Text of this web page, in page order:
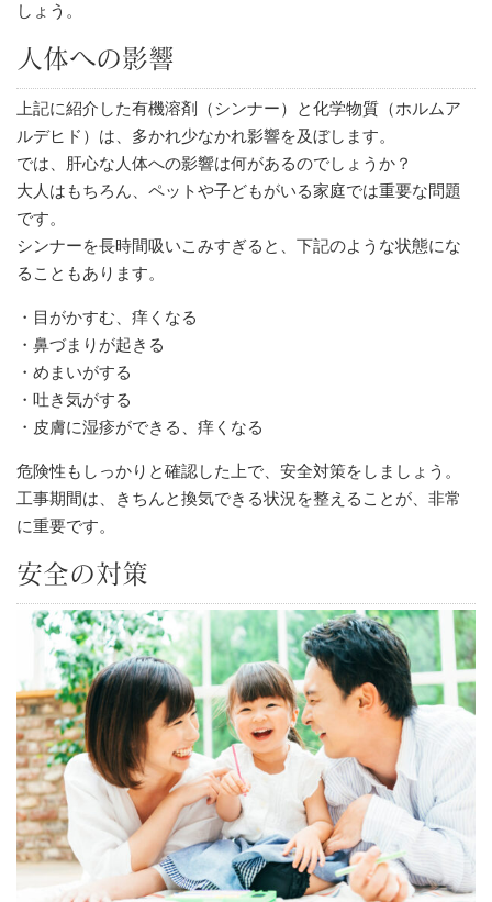
しょう。
人体への影響
上記に紹介した有機溶剤（シンナー）と化学物質（ホルムア
ルデヒド）は、多かれ少なかれ影響を及ぼします。
では、肝心な人体への影響は何があるのでしょうか？
大人はもちろん、ペットや子どもがいる家庭では重要な問題
です。
シンナーを長時間吸いこみすぎると、下記のような状態にな
ることもあります。
・目がかすむ、痒くなる
・鼻づまりが起きる
・めまいがする
・吐き気がする
・皮膚に湿疹ができる、痒くなる
危険性もしっかりと確認した上で、安全対策をしましょう。
工事期間は、きちんと換気できる状況を整えることが、非常
に重要です。
安全の対策